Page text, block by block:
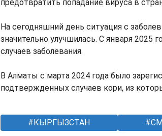
предотвратить попадание вируса в
На сегодняшний день ситуация с
значительно улучшилась. С января 2025
случаев заболевания.
В Алматы с марта 2024 года было
подтвержденных случаев кори, из
КЫРГЫЗСТАН